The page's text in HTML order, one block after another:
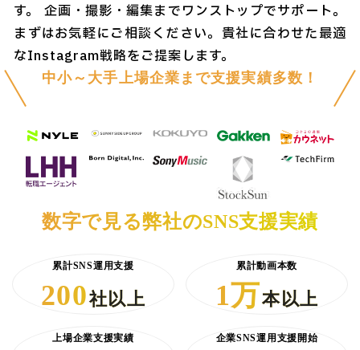
す。 企画・撮影・編集までワンストップでサポート。
まずはお気軽にご相談ください。貴社に合わせた最適
なInstagram戦略をご提案します。
中小～大手上場企業まで支援実績多数！
数字で見る弊社のSNS支援実績
累計SNS運用支援
200社以上
累計動画本数
1万本以上
上場企業支援実績 企業SNS運用支援開始